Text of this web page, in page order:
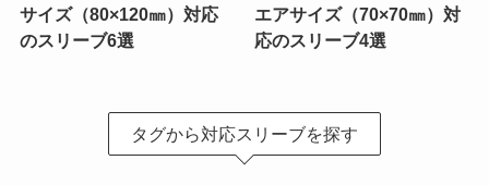
サイズ（80×120㎜）対応
のスリーブ6選
エアサイズ（70×70㎜）対
応のスリーブ4選
タグから対応スリーブを探す